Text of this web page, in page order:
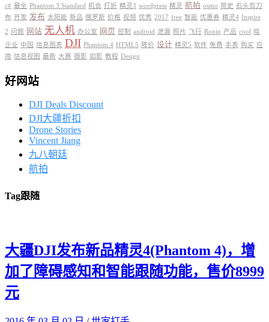
c# 最全 Phantom 3 Standard 机会 打折 精灵3 wordpress 精灵 航拍 osmo 简史 石头剪刀
布 开发 发布 太阳能 新品 俄罗斯 价格 视频 优秀 2017 free 智能 优惠券 精灵4 Inspire
2 问题 网站 无人机 办公室 网页 控制 android 泄漏 照片 飞行 Ronin 产品 cool
晓
企业 中国 信息图表 DJI Phantom 4 HTML5 降价 设计 精灵5 软件 免费 手表 购买 应
用 信息视图 最新 大赛 摄影 如影 教程 Design
好网站
DJI Deals Discount
DJI大疆折扣
Drone Stories
Vincent Jiang
九八朝廷
航拍
Tag跟随
大疆DJI发布新品精灵4(Phantom 4)，增
加了障碍感知和智能跟随功能，售价8999
元